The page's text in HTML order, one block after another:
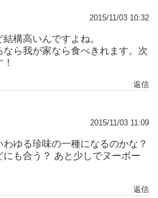
2015/11/03 10:32
構高いんですよね。
なら我が家なら食べきれます。次
返信
2015/11/03 11:09
ゆる珍味の一種になるのかな？
も合う？ あと少しでヌーボー
返信